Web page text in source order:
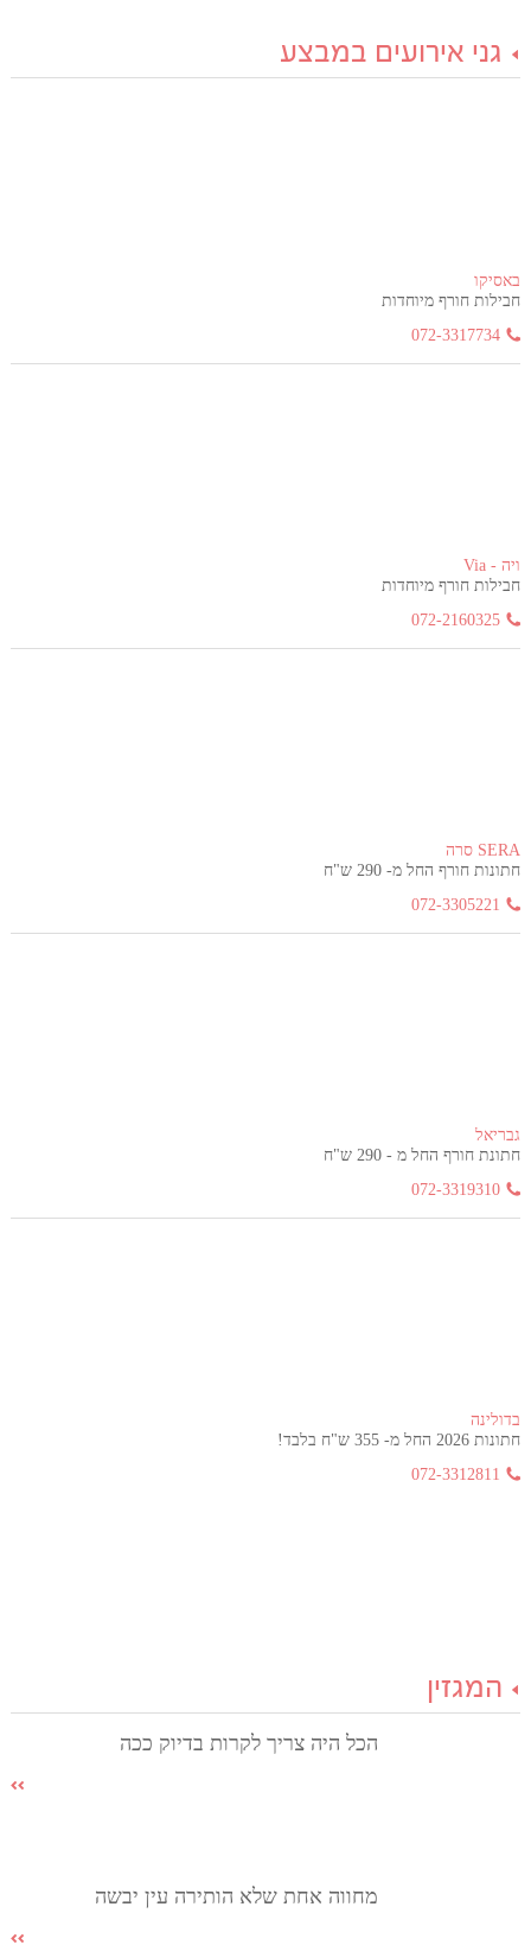
גני אירועים במבצע
באסיקו
חבילות חורף מיוחדות
072-3317734
ויה - Via
חבילות חורף מיוחדות
072-2160325
SERA סרה
חתונות חורף החל מ- 290 ש"ח
072-3305221
גבריאל
חתונת חורף החל מ - 290 ש"ח
072-3319310
בדולינה
חתונות 2026 החל מ- 355 ש"ח בלבד!
072-3312811
המגזין
הכל היה צריך לקרות בדיוק ככה
מחווה אחת שלא הותירה עין יבשה